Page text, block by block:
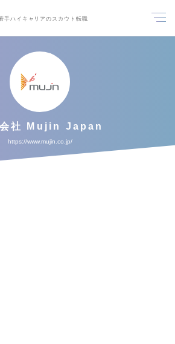
手ハイキャリアのスカウト転職
社 Mujin Japan
https://www.mujin.co.jp/